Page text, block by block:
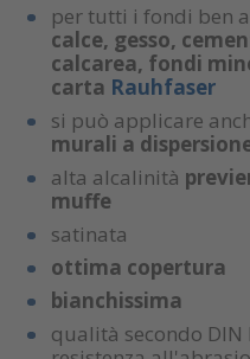
per tutti i fondi ben
calce, gesso,
calcarea, fondi
carta Rauhfaser
si può applicare
murali a
alta alcalinità
muffe
satinata
ottima copertura
bianchissima
qualità secondo DIN